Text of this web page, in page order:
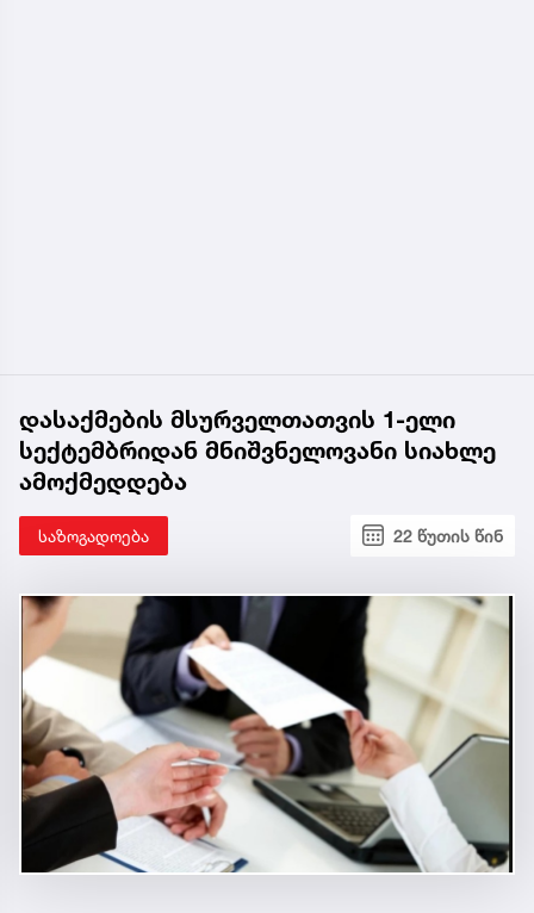
დასაქმების მსურველთათვის 1-ელი
სექტემბრიდან მნიშვნელოვანი სიახლე
ამოქმედდება
საზოგადოება 22 წუთის წინ